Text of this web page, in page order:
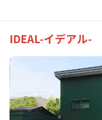
IDEAL-イデアル-